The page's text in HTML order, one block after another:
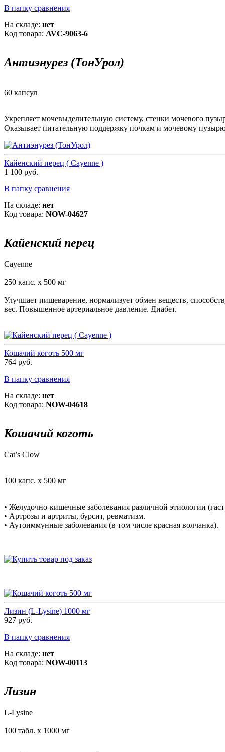
В папку сравнения
На складе: нет
Код товара: AVC-9063-6
Антиэнурез (ТонУрол)
60 капсул
Укрепляет мочевыделительную систему, стенки мочевого
Оказывает питательную поддержку почкам и мочевому
Кайенский перец ( Cayenne )
1 100 руб.
В папку сравнения
На складе: нет
Код товара: NOW-04627
Кайенский перец
Cayenne
250 капс. х 500 мг
Улучшает пищеварение, нормализует обмен веществ,
вес. Повышенное артериальное давление. Диабет.
Кошачий коготь 500 мг
764 руб.
В папку сравнения
На складе: нет
Код товара: NOW-04618
Кошачий коготь
Cat’s Clow
100 капс. х 500 мг
• Желудочно-кишечные заболевания различной этиологии
• Артрозы и артриты, бурсит, ревматизм.
• Аутоиммунные заболевания (в том числе красная волчанка).
Лизин (L-Lysine) 1000 мг
927 руб.
В папку сравнения
На складе: нет
Код товара: NOW-00113
Лизин
L-Lysine
100 табл. х 1000 мг